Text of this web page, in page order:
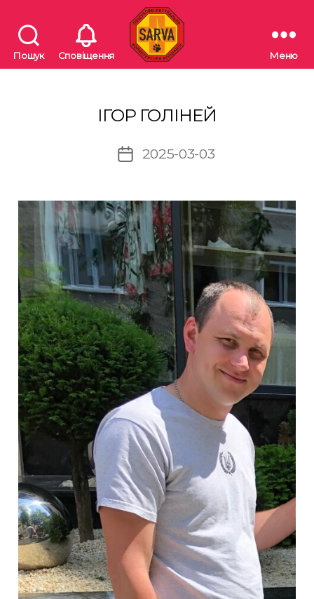
Пошук Сповіщення
"SARVA"
волонтерська
асоціація
Меню
ІГОР ГОЛІНЕЙ
Дата2025-03-03